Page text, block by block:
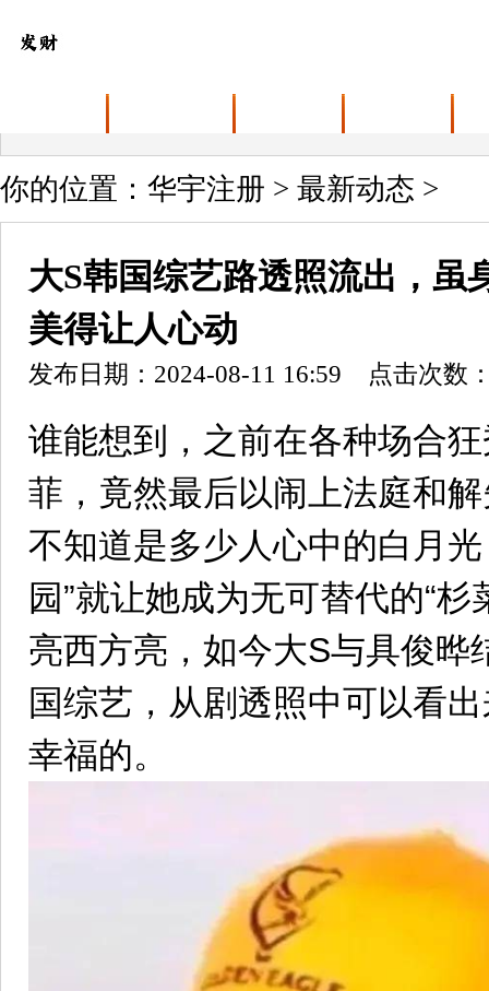
你的位置： 华宇注册 > 最新动态 >
大S韩国综艺路透照流出，虽
美得让人心动
发布日期：2024-08-11 16:59 点击次数
谁能想到，之前在各种场合
菲，竟然最后以闹上法庭和
不知道是多少人心中的白月
园”就让她成为无可替代的“
亮西方亮，如今大S与具俊晔
国综艺，从剧透照中可以看
幸福的。